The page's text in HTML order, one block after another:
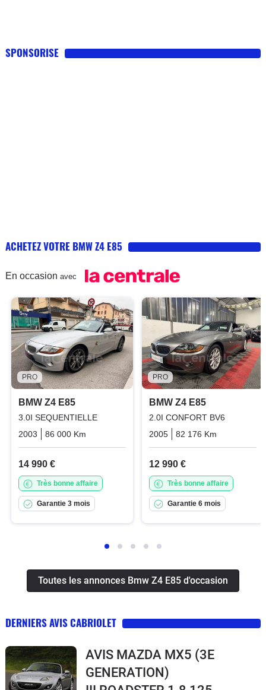
SPONSORISE
ACHETEZ VOTRE BMW Z4 E85
En occasion avec
PRO
BMW Z4 E85
3.0I SEQUENTIELLE
2003
86 000 Km Essence
14 990 €
Très bonne affaire
Garantie 3 mois
PRO
BMW Z4 E85
2.0I CONFORT BV6
2005
82 176 Km
12 990 €
Très bonne affaire
Garantie 6 mois
Toutes les annonces Bmw Z4 E85 d'occasion
DERNIERS AVIS CABRIOLET
AVIS MAZDA MX5 (3E
GENERATION)